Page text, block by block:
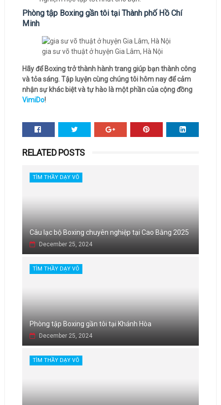
Phòng tập Boxing gần tôi tại Thành phố Hồ Chí
Minh
gia sư võ thuật ở huyện Gia Lâm, Hà Nội
Hãy để Boxing trở thành hành trang giúp bạn thành công
và tỏa sáng. Tập luyện cùng chúng tôi hôm nay để cảm
nhận sự khác biệt và tự hào là một phần của cộng đồng
VimiDo!
RELATED POSTS
TÌM THẦY DẠY VÕ
Câu lạc bộ Boxing chuyên nghiệp tại Cao Bằng 2025
December 25, 2024
TÌM THẦY DẠY VÕ
Phòng tập Boxing gần tôi tại Khánh Hòa
December 25, 2024
TÌM THẦY DẠY VÕ